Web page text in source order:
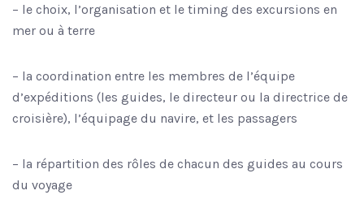
– le choix, l’organisation et le timing des excursions en
mer ou à terre
– la coordination entre les membres de l’équipe
d’expéditions (les guides, le directeur ou la directrice de
croisière), l’équipage du navire, et les passagers
– la répartition des rôles de chacun des guides au cours
du voyage